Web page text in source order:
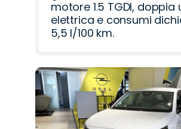
motore 1.5 TGDI, doppia
elettrica e consumi
5,5 l/100 km.